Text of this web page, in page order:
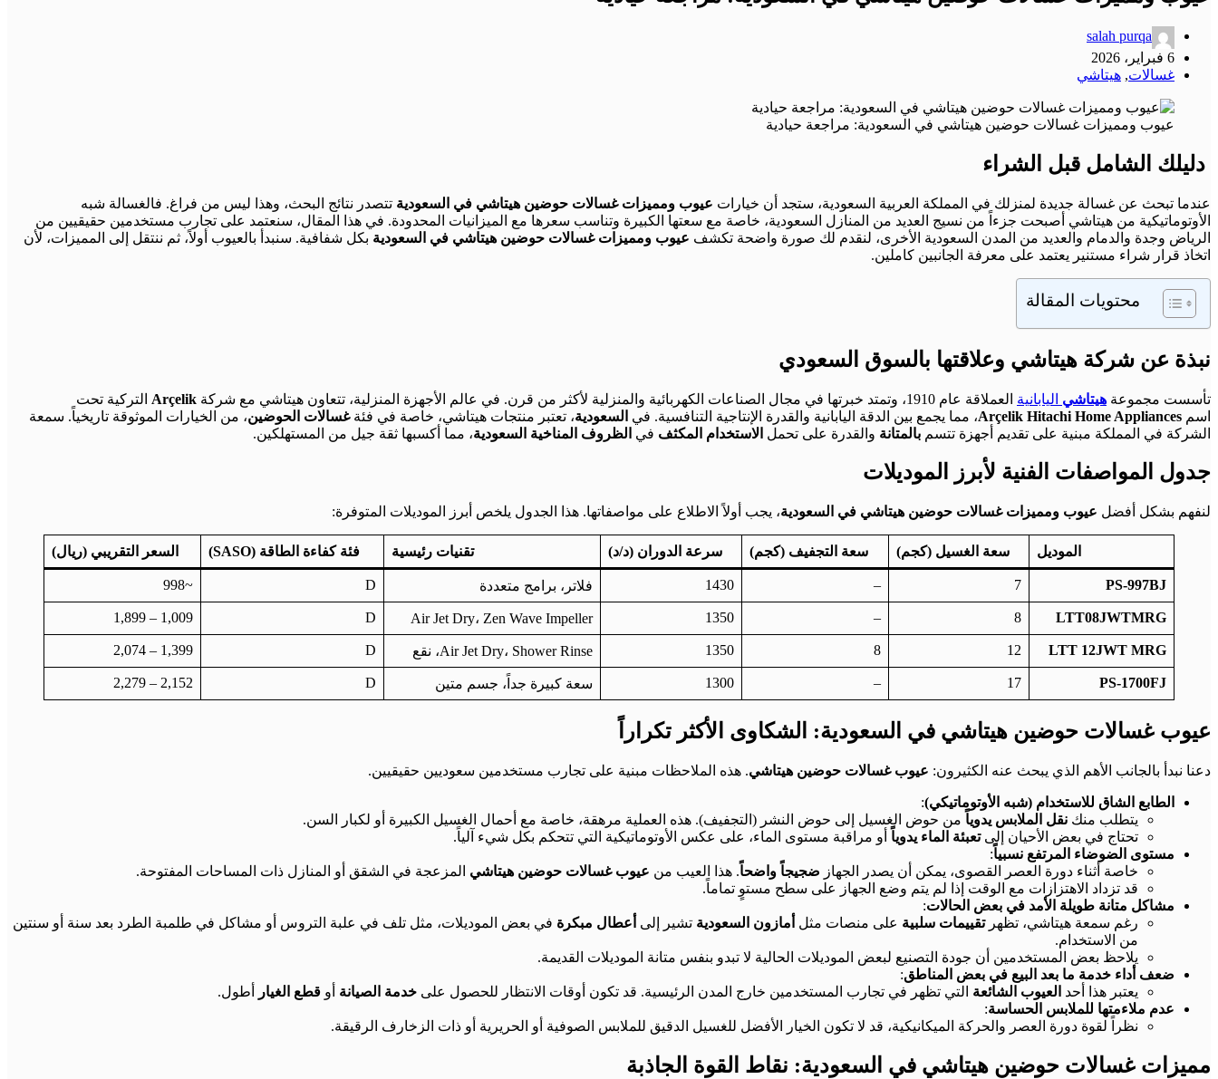
salah purqa
6 فبراير، 2026
غسالات, هيتاشي
عيوب ومميزات غسالات حوضين هيتاشي في السعودية: مراجعة حيادية
دليلك الشامل قبل الشراء
عندما تبحث عن غسالة جديدة لمنزلك في المملكة العربية السعودية، ستجد أن خيارات عيوب ومميزات غسالات حوضين هيتاشي في السعودية تتصدر نتائج البحث، وهذا ليس من فراغ. فالغسالة شبه
الأوتوماتيكية من هيتاشي أصبحت جزءاً من نسيج العديد من المنازل السعودية، خاصة مع سعتها الكبيرة وتناسب سعرها مع الميزانيات المحدودة. في هذا المقال، سنعتمد على تجارب مستخدمين حقيقيين من
الرياض وجدة والدمام والعديد من المدن السعودية الأخرى، لنقدم لك صورة واضحة تكشف عيوب ومميزات غسالات حوضين هيتاشي في السعودية بكل شفافية. سنبدأ بالعيوب أولاً، ثم ننتقل إلى المميزات، لأن
اتخاذ قرار شراء مستنير يعتمد على معرفة الجانبين كاملين.
محتويات المقالة
نبذة عن شركة هيتاشي وعلاقتها بالسوق السعودي
تأسست مجموعة هيتاشي اليابانية العملاقة عام 1910، وتمتد خبرتها في مجال الصناعات الكهربائية والمنزلية لأكثر من قرن. في عالم الأجهزة المنزلية، تتعاون هيتاشي مع شركة Arçelik التركية تحت
اسم Arçelik Hitachi Home Appliances، مما يجمع بين الدقة اليابانية والقدرة الإنتاجية التنافسية. في السعودية، تعتبر منتجات هيتاشي، خاصة في فئةغسالات الحوضين، من الخيارات الموثوقة تاريخياً. سمعة
الشركة في المملكة مبنية على تقديم أجهزة تتسم بالمتانة والقدرة على تحمل الاستخدام المكثف في الظروف المناخية السعودية، مما أكسبها ثقة جيل من المستهلكين.
جدول المواصفات الفنية لأبرز الموديلات
لنفهم بشكل أفضل عيوب ومميزات غسالات حوضين هيتاشي في السعودية، يجب أولاً الاطلاع على مواصفاتها. هذا الجدول يلخص أبرز الموديلات المتوفرة:
الموديل سعة الغسيل (كجم) سعة التجفيف (كجم) سرعة الدوران (د/د) تقنيات رئيسية فئة كفاءة الطاقة (SASO) السعر التقريبي (ريال)
PS-997BJ
7
–
1430 فلاتر، برامج متعددة D
~998
LTT08JWTMRG
8
–
1350 Air Jet Dry، Zen Wave Impeller D
1,009 – 1,899
LTT 12JWT MRG
12
8
1350 Air Jet Dry، Shower Rinse، نقع D
1,399 – 2,074
PS-1700FJ
17
–
1300 سعة كبيرة جداً، جسم متين D
2,152 – 2,279
عيوب غسالات حوضين هيتاشي في السعودية: الشكاوى الأكثر تكراراً
دعنا نبدأ بالجانب الأهم الذي يبحث عنه الكثيرون: عيوب غسالات حوضين هيتاشي. هذه الملاحظات مبنية على تجارب مستخدمين سعوديين حقيقيين.
الطابع الشاق للاستخدام (شبه الأوتوماتيكي):
يتطلب منك نقل الملابس يدوياً من حوض الغسيل إلى حوض النشر (التجفيف). هذه العملية مرهقة، خاصة مع أحمال الغسيل الكبيرة أو لكبار السن.
تحتاج في بعض الأحيان إلىتعبئة الماء يدوياً أو مراقبة مستوى الماء، على عكس الأوتوماتيكية التي تتحكم بكل شيء آلياً.
مستوى الضوضاء المرتفع نسبياً:
خاصة أثناء دورة العصر القصوى، يمكن أن يصدر الجهاز ضجيجاً واضحاً. هذا العيب من عيوب غسالات حوضين هيتاشي المزعجة في الشقق أو المنازل ذات المساحات المفتوحة.
قد تزداد الاهتزازات مع الوقت إذا لم يتم وضع الجهاز على سطح مستوٍ تماماً.
مشاكل متانة طويلة الأمد في بعض الحالات:
رغم سمعة هيتاشي، تظهرتقييمات سلبية على منصات مثل أمازون السعودية تشير إلى أعطال مبكرة في بعض الموديلات، مثل تلف في علبة التروس أو مشاكل في طلمبة الطرد بعد سنة أو سنتين
من الاستخدام.
يلاحظ بعض المستخدمين أن جودة التصنيع لبعض الموديلات الحالية لا تبدو بنفس متانة الموديلات القديمة.
ضعف أداء خدمة ما بعد البيع في بعض المناطق:
يعتبر هذا أحد العيوب الشائعة التي تظهر في تجارب المستخدمين خارج المدن الرئيسية. قد تكون أوقات الانتظار للحصول على خدمة الصيانة أو قطع الغيار
أطول.
عدم ملاءمتها للملابس الحساسة:
نظراً لقوة دورة العصر والحركة الميكانيكية، قد لا تكون الخيار الأفضل للغسيل الدقيق للملابس الصوفية أو الحريرية أو ذات الزخارف الرقيقة.
مميزات غسالات حوضين هيتاشي في السعودية: نقاط القوة الجاذبة